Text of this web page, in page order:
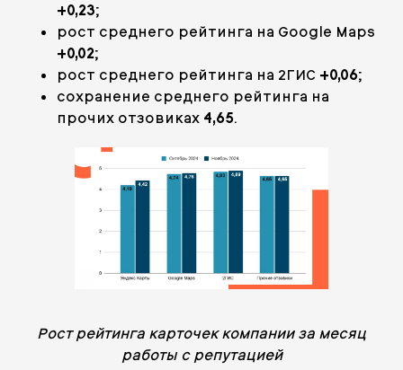
+0,23;
рост среднего рейтинга на Google Maps
+0,02;
рост среднего рейтинга на 2ГИС +0,06;
сохранение среднего рейтинга на
прочих отзовиках 4,65.
Рост рейтинга карточек компании за месяц
работы с репутацией